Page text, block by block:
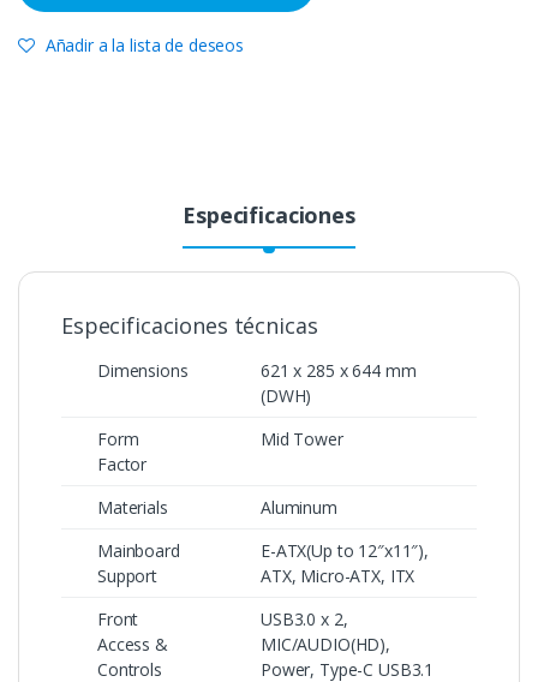
Añadir a la lista de deseos
Especificaciones
Especificaciones técnicas
Dimensions
621 x 285 x 644 mm
(DWH)
Form
Factor
Mid Tower
Materials
Aluminum
Mainboard
Support
E-ATX(Up to 12″x11″),
ATX, Micro-ATX, ITX
Front
Access &
Controls
USB3.0 x 2,
MIC/AUDIO(HD),
Power, Type-C USB3.1